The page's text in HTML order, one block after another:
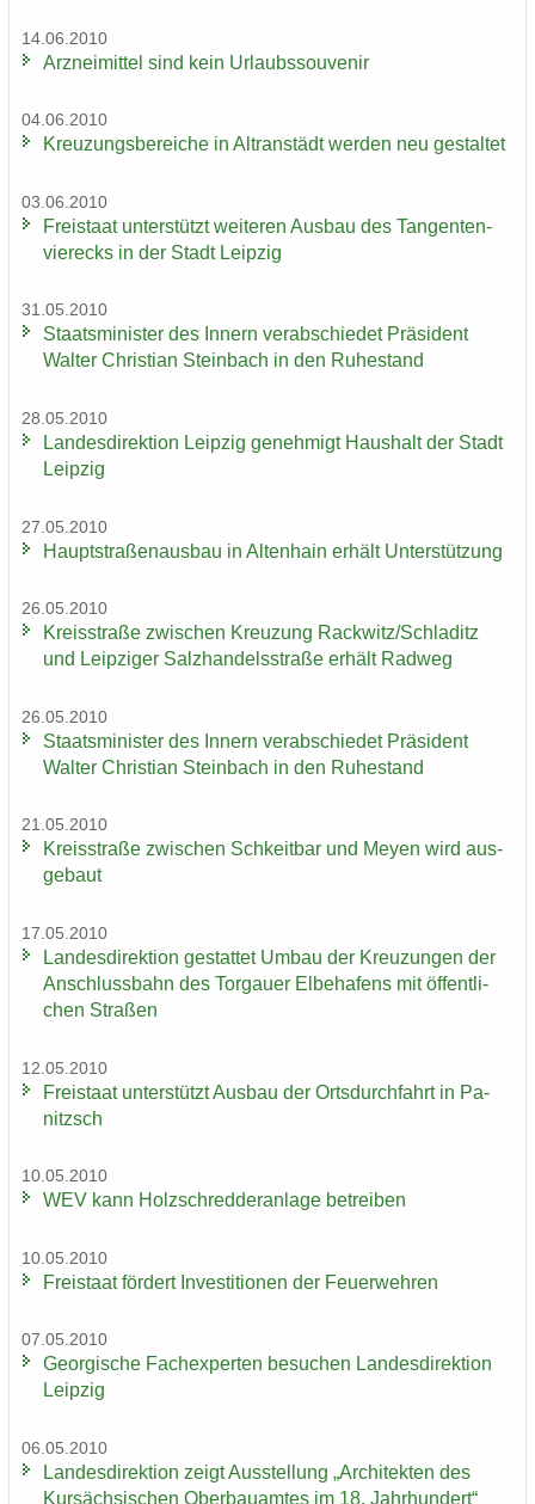
14.06.2010
Arz­nei­mit­tel sind kein Ur­laubs­sou­ve­nir
04.06.2010
Kreu­zungs­be­rei­che in Altran­städt wer­den neu ge­stal­tet
03.06.2010
Frei­staat un­ter­stützt wei­te­ren Aus­bau des Tan­gen­ten­
vier­ecks in der Stadt Leip­zig
31.05.2010
Staats­mi­nis­ter des In­nern ver­ab­schie­det Prä­si­dent
Wal­ter Chris­ti­an Stein­bach in den Ru­he­stand
28.05.2010
Lan­des­di­rek­ti­on Leip­zig ge­neh­migt Haus­halt der Stadt
Leip­zig
27.05.2010
Haupt­stra­ßen­aus­bau in Al­ten­hain er­hält Un­ter­stüt­zung
26.05.2010
Kreis­stra­ße zwi­schen Kreu­zung Rack­witz/Schla­ditz
und Leip­zi­ger Salz­han­dels­stra­ße er­hält Rad­weg
26.05.2010
Staats­mi­nis­ter des In­nern ver­ab­schie­det Prä­si­dent
Wal­ter Chris­ti­an Stein­bach in den Ru­he­stand
21.05.2010
Kreis­stra­ße zwi­schen Schkeit­bar und Meyen wird aus­
ge­baut
17.05.2010
Lan­des­di­rek­ti­on ge­stat­tet Umbau der Kreu­zun­gen der
An­schluss­bahn des Tor­gau­er El­be­ha­fens mit öf­fent­li­
chen Stra­ßen
12.05.2010
Frei­staat un­ter­stützt Aus­bau der Orts­durch­fahrt in Pa­
nitzsch
10.05.2010
WEV kann Holz­schred­de­r­an­la­ge be­trei­ben
10.05.2010
Frei­staat för­dert In­ves­ti­tio­nen der Feu­er­weh­ren
07.05.2010
Ge­or­gi­sche Fach­ex­per­ten be­su­chen Lan­des­di­rek­ti­on
Leip­zig
06.05.2010
Lan­des­di­rek­ti­on zeigt Aus­stel­lung „Ar­chi­tek­ten des
Kur­säch­si­schen Ober­bau­am­tes im 18. Jahr­hun­dert“